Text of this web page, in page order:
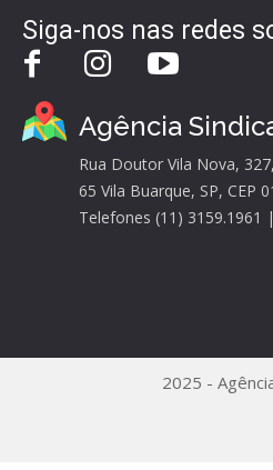
Siga-nos nas redes
Agência
Rua Doutor Vila Nova,
65 Vila Buarque, SP, CEP
Telefones (11) 3159.1961
2025 -